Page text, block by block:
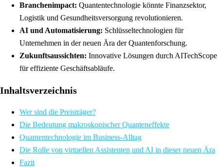
Branchenimpact: Quantentechnologie könnte Finanzsektor,
Logistik und Gesundheitsversorgung revolutionieren.
AI und Automatisierung: Schlüsseltechnologien für
Unternehmen in der neuen Ära der Quantenforschung.
Zukunftsaussichten: Innovative Lösungen durch AITechScope
für effiziente Geschäftsabläufe.
Inhaltsverzeichnis
Wer sind die Preisträger?
Die Bedeutung makroskopischer Quanteneffekte
Quantentechnologie im Business-Alltag
Die Rolle von virtuellen Assistenten und AI in dieser neuen Ära
Fazit